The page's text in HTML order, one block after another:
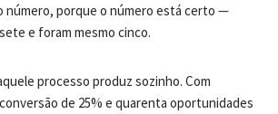
número, porque o número está certo —
e foram mesmo cinco.
processo produz sozinho. Com
de 25% e quarenta oportunidades